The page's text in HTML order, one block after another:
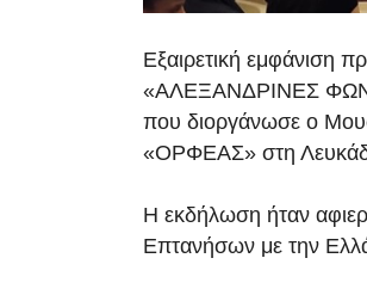
Εξαιρετική εμφάνιση
«ΑΛΕΞΑΝΔΡΙΝΕΣ
που διοργάνωσε ο
«ΟΡΦΕΑΣ» στη
Η εκδήλωση ήταν
Επτανήσων με την